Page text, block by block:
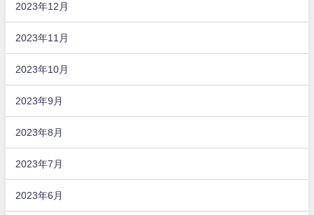
2023年12月
2023年11月
2023年10月
2023年9月
2023年8月
2023年7月
2023年6月